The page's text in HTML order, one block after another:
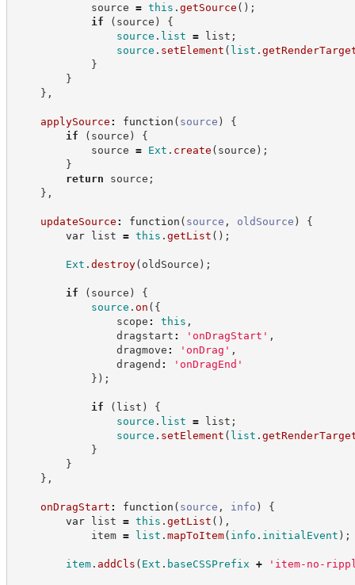
source = this . getSource ( ) ;
if
( source )
{
source . list = list ;
source . setElement ( list .
}
}
} ,
applySource : function ( source )
{
if
( source )
{
source = Ext . create ( source ) ;
}
return source ;
} ,
updateSource : function ( source , oldSource )
{
var list = this . getList ( ) ;
Ext . destroy( oldSource ) ;
if ( source )
{
source . on ( {
scope : this ,
dragstart : ' onDragStart ' ,
dragmove : ' onDrag ' ,
dragend : ' onDragEnd '
} ) ;
if ( list )
{
source . list = list ;
source . setElement ( list .
}
}
} ,
onDragStart : function ( source , info )
{
var list = this . getList ( ) ,
item = list . mapToItem( info . initialEvent ) ;
item. addCls ( Ext . baseCSSPrefix + ' item-no-